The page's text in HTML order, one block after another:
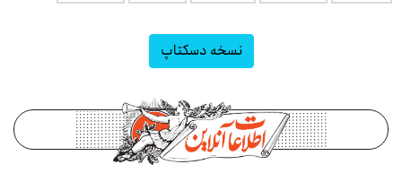
نسخه دسکتاپ